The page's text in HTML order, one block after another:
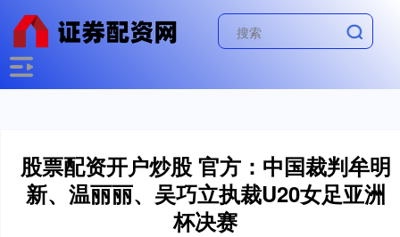
股票配资开户炒股 官方：中国裁判牟明
新、温丽丽、吴巧立执裁U20女足亚洲
杯决赛